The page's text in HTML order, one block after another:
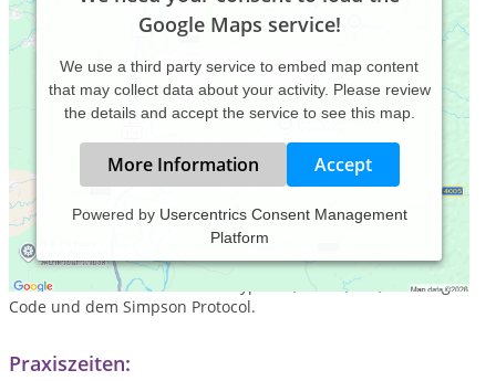
Google Maps service!
We use a third party service to embed map content
that may collect data about your activity. Please review
the details and accept the service to see this map.
More Information Accept
Powered by Usercentrics Consent Management
Platform
Einklang
von Körper, Geist & Seele `Jede Reise beginnt mit
dem ersten Schritt` Ich arbeite mit den modernsten
Methoden wie medizinischer Hypnose, EMDR, EFT, dem Yager
Code und dem Simpson Protocol.
Praxiszeiten: